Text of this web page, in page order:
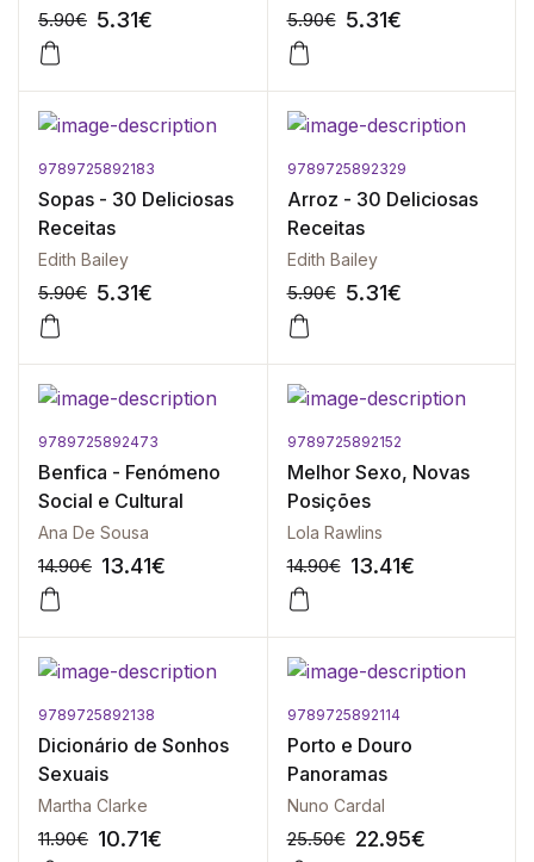
5.90€ 5.31€ 5.90€ 5.31€
9789725892183
Sopas - 30 Deliciosas
Receitas
Edith Bailey
5.90€ 5.31€
9789725892329
Arroz - 30 Deliciosas
Receitas
Edith Bailey
5.90€ 5.31€
9789725892473
Benfica - Fenómeno
Social e Cultural
Ana De Sousa
14.90€ 13.41€
9789725892152
Melhor Sexo, Novas
Posições
Lola Rawlins
14.90€ 13.41€
9789725892138
Dicionário de Sonhos
Sexuais
Martha Clarke
11.90€ 10.71€
9789725892114
Porto e Douro
Panoramas
Nuno Cardal
25.50€ 22.95€